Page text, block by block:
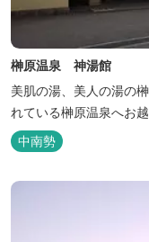
榊原温泉 神湯館
美肌の湯、美人の湯の
れている榊原温泉へお越
中南勢